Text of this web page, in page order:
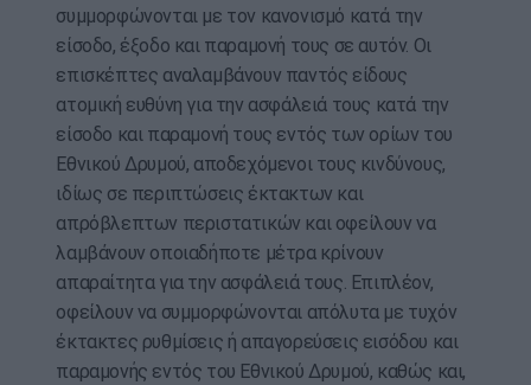
συμμορφώνονται με τον κανονισμό κατά την
είσοδο, έξοδο και παραμονή τους σε αυτόν. Οι
επισκέπτες αναλαμβάνουν παντός είδους
ατομική ευθύνη για την ασφάλειά τους κατά την
είσοδο και παραμονή τους εντός των ορίων του
Εθνικού Δρυμού, αποδεχόμενοι τους κινδύνους,
ιδίως σε περιπτώσεις έκτακτων και
απρόβλεπτων περιστατικών και οφείλουν να
λαμβάνουν οποιαδήποτε μέτρα κρίνουν
απαραίτητα για την ασφάλειά τους. Επιπλέον,
οφείλουν να συμμορφώνονται απόλυτα με τυχόν
έκτακτες ρυθμίσεις ή απαγορεύσεις εισόδου και
παραμονής εντός του Εθνικού Δρυμού, καθώς και,